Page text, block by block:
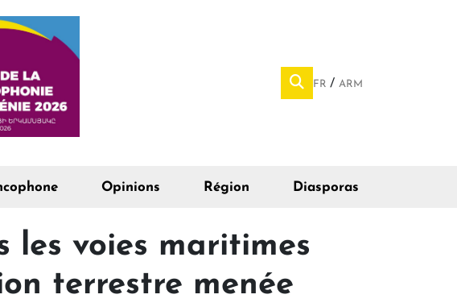
FR ARM
Opinions Région Diasporas
les voies maritimes
terrestre menée